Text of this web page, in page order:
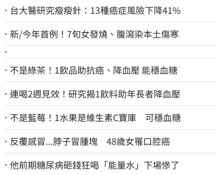
台大醫研究瘦瘦針：13種癌症風險下降41%
新/今年首例！7旬女發燒、腹瀉染本土傷寒
不是綠茶！1飲品助抗癌、降血壓 能穩血糖
連喝2週見效！研究揭1飲料助年長者降血壓
不是藍莓！1水果是維生素C寶庫 可穩血糖
反覆感冒...脖子冒腫塊 48歲女罹口腔癌
他前期糖尿病砸錢狂喝「能量水」下場慘了